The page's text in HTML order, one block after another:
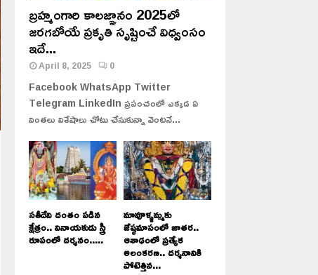
బ్రహ్మంగారి కాలజ్ఞానం 2025లో
జరగబోయే ప్రకృతి సృష్టించే విధ్వంసం
ఇదే...
April 8, 2025 0
Facebook WhatsApp Twitter
Telegram LinkedIn ప్రపంచంలో ఎక్కడ ఏ
వింతలు విశేషాలు చోటు చేసుకున్నా వెంటనే...
సతీదేవి దంతం పడిన
క్షేత్రం.. వినాయకుడు స్త్రీ
రూపంలో దర్శనం.....
మావూళ్ళమ్మకు
జేష్ఠమాసంలో జాతర..
ఆశాఢంలో ప్రత్యేక
అలంకరణ.. దర్శనానికి
పోటెత్తిన...